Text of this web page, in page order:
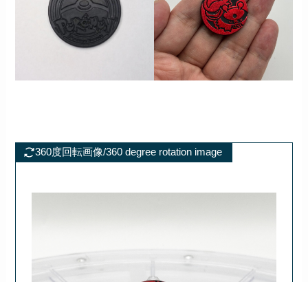
360度回転画像/360 degree rotation image